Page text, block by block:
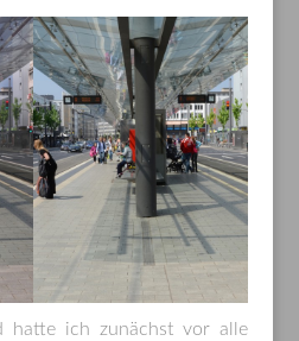
hatte ich zunächst vor alle